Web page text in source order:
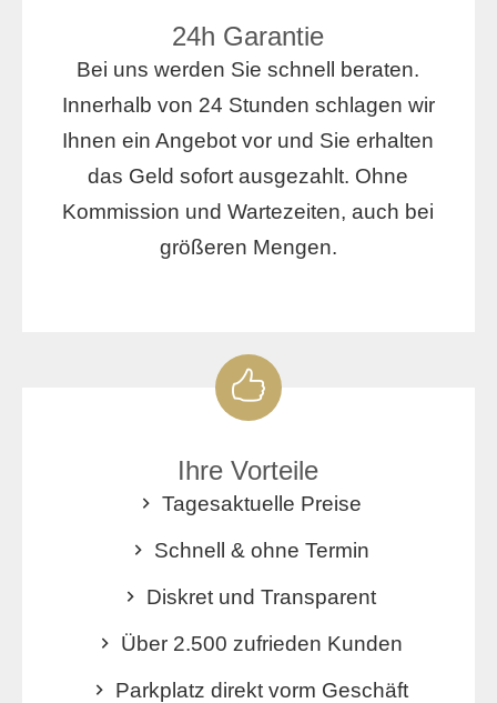
24h Garantie
Bei uns werden Sie schnell beraten.
Innerhalb von 24 Stunden schlagen wir
Ihnen ein Angebot vor und Sie erhalten
das Geld sofort ausgezahlt. Ohne
Kommission und Wartezeiten, auch bei
größeren Mengen.
Ihre Vorteile
Tagesaktuelle Preise
Schnell & ohne Termin
Diskret und Transparent
Über 2.500 zufrieden Kunden
Parkplatz direkt vorm Geschäft